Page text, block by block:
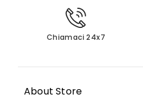
Chiamaci 24x7
About Store